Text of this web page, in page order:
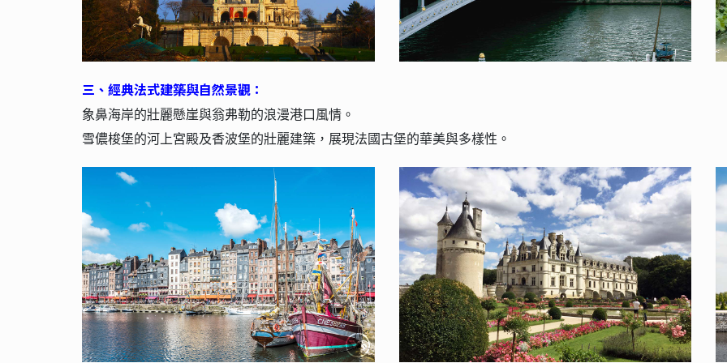
三 、 經典法式建築與自然景觀：
象鼻海岸的壯麗懸崖與翁弗勒的浪漫港口風情。
雪儂梭堡的河上宮殿及香波堡的壯麗建築，展現法國古堡的華美與多樣性。